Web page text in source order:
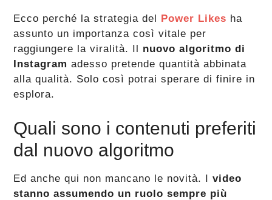
Ecco perché la strategia del Power Likes ha
assunto un importanza così vitale per
raggiungere la viralità. Il nuovo algoritmo di
Instagram adesso pretende quantità abbinata
alla qualità. Solo così potrai sperare di finire in
esplora.
Quali sono i contenuti preferiti
dal nuovo algoritmo
Ed anche qui non mancano le novità. Ivideo
stanno assumendo un ruolo sempre più